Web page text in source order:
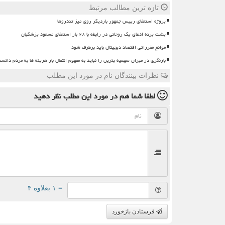
تازه ترین مطالب مرتبط
پروژه استعفای رییس جمهور باردیگر روی میز تندروها
پشت پرده ادعای یک روحانی در رابطه با ۲۸ بار استعفای مسعود پزشکیان
موانع مقرراتی اقتصاد دیجیتال باید برطرف شود
بازنگری در میزان سهمیه بنزین را نباید به مفهوم انتقال بار هزینه ها به مردم
نظرات بینندگان نام در مورد این مطلب
لطفا شما همدر مورد این مطلبنظر دهید
= ۱ بعلاوه ۴
فرستادن بازخورد